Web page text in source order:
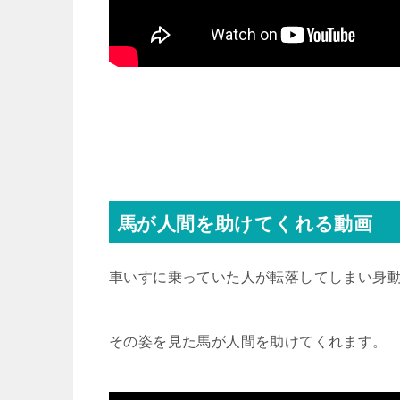
馬が人間を助けてくれる動画
車いすに乗っていた人が転落してしまい身
その姿を見た馬が人間を助けてくれます。